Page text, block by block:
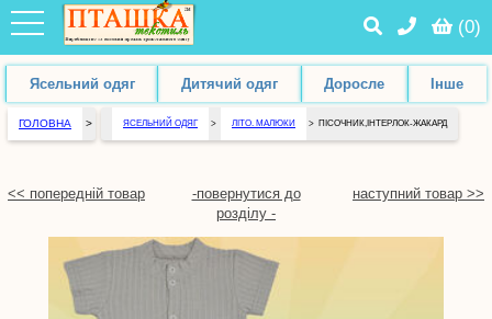
(0)
Ясельний одяг Дитячий одяг Доросле Інше
ГОЛОВНА > ЯСЕЛЬНИЙ ОДЯГ > ЛІТО. МАЛЮКИ > ПІСОЧНИК,ІНТЕРЛОК-ЖАКАРД
<< попередній товар
-повернутися до
розділу -
наступний товар >>